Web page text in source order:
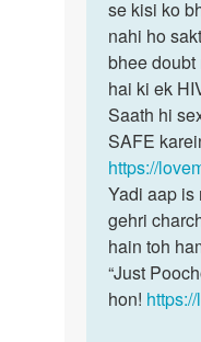
do
female
ke
sath
sex…
by
Manav
unme
se…
se kisi ko
nahi ho
bhee
hai ki ek
Saath hi
SAFE
https://
Yadi aap is
gehri
hain toh
“Just
hon!